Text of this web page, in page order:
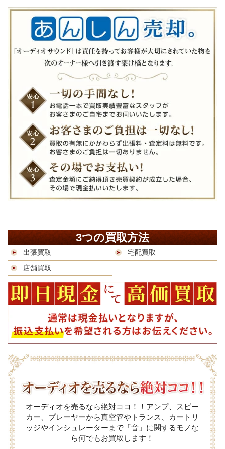
3つの買取方法
出張買取
宅配買取
店舗買取
オーディオを売るなら絶対ココ！！アンプ、スピー
カー、プレーヤーから真空管やトランス、カートリ
ッジやインシュレーターまで「音」に関するモノな
ら何でもお買取します！